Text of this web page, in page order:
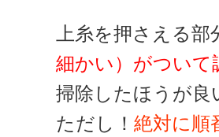
上糸を押さえる
細かい）がつい
掃除したほうが良
ただし！ 絶対に順